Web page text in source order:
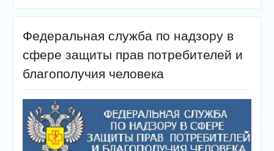
Федеральная служба по надзору в
сфере защиты прав потребителей и
благополучия человека